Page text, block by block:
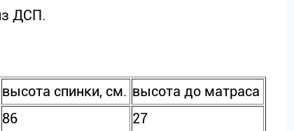
ДСП.
высота спинки, см. высота до матраса
86 27